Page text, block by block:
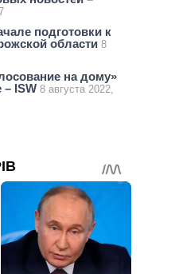
подготовки к
области 8
на дому»
ISW 8 августа 2022,